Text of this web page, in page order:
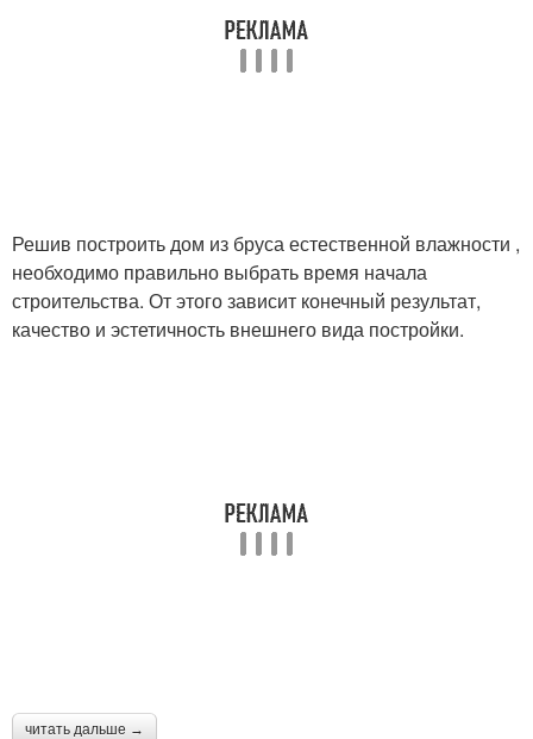
Решив построить дом из бруса естественной влажности ,
необходимо правильно выбрать время начала
строительства. От этого зависит конечный результат,
качество и эстетичность внешнего вида постройки.
читать дальше →